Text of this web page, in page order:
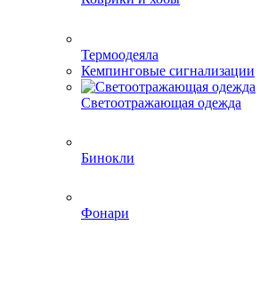
Термоодеяла
Кемпинговые сигнализации
Светоотражающая одежда
Бинокли
Фонари